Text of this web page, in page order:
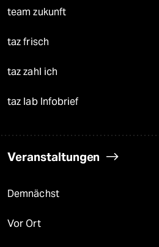
team zukunft
taz frisch
taz zahl ich
taz lab Infobrief
Veranstaltungen
Demnächst
Vor Ort